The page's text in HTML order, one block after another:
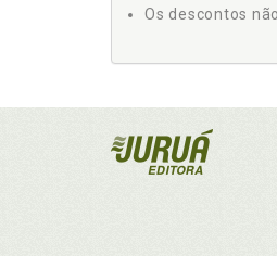
Os descontos